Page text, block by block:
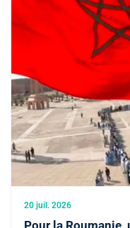
20 juil. 2026
Pour la